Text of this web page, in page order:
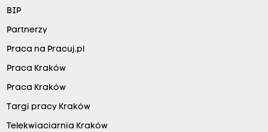
BIP
Partnerzy
Praca na Pracuj.pl
Praca Kraków
Praca Kraków
Targi pracy Kraków
Telekwiaciarnia Kraków